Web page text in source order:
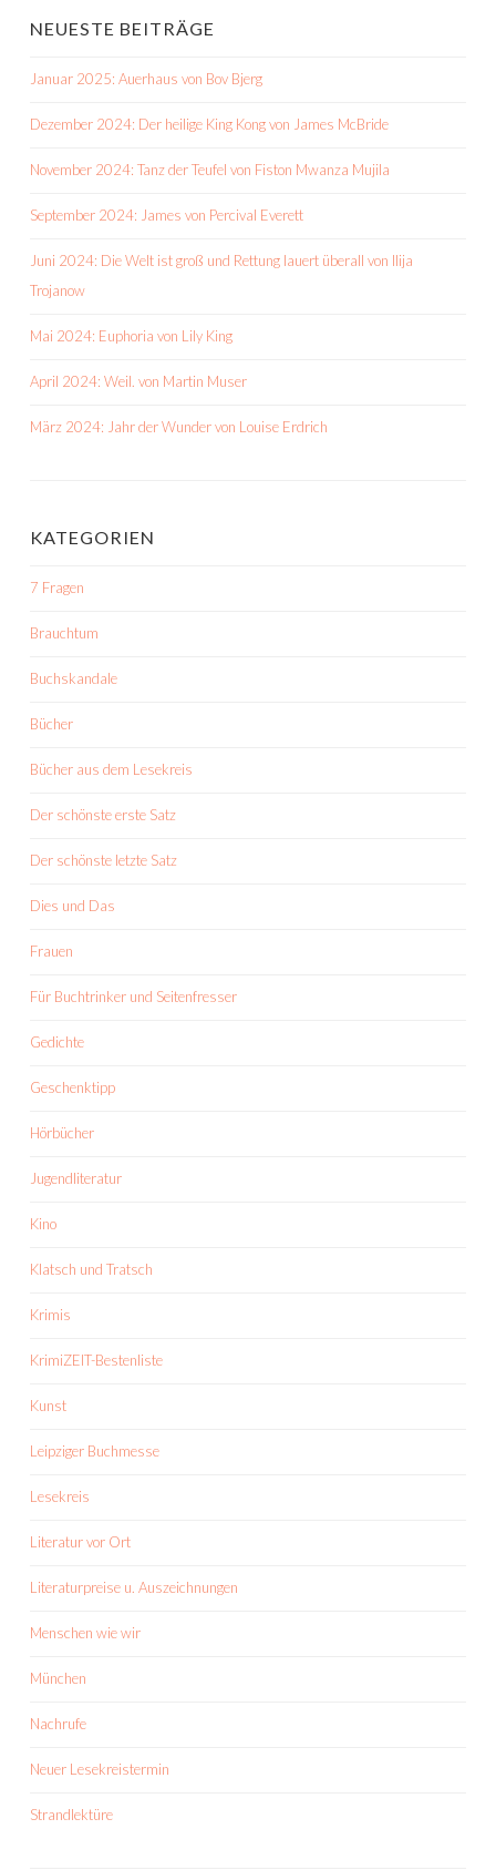
NEUESTE BEITRÄGE
Januar 2025: Auerhaus von Bov Bjerg
Dezember 2024: Der heilige King Kong von James McBride
November 2024: Tanz der Teufel von Fiston Mwanza Mujila
September 2024: James von Percival Everett
Juni 2024: Die Welt ist groß und Rettung lauert überall von Ilija
Trojanow
Mai 2024: Euphoria von Lily King
April 2024: Weil. von Martin Muser
März 2024: Jahr der Wunder von Louise Erdrich
KATEGORIEN
7 Fragen
Brauchtum
Buchskandale
Bücher
Bücher aus dem Lesekreis
Der schönste erste Satz
Der schönste letzte Satz
Dies und Das
Frauen
Für Buchtrinker und Seitenfresser
Gedichte
Geschenktipp
Hörbücher
Jugendliteratur
Kino
Klatsch und Tratsch
Krimis
KrimiZEIT-Bestenliste
Kunst
Leipziger Buchmesse
Lesekreis
Literatur vor Ort
Literaturpreise u. Auszeichnungen
Menschen wie wir
München
Nachrufe
Neuer Lesekreistermin
Strandlektüre